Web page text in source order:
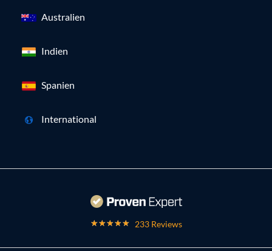
Australien
Indien
Spanien
International
233 Reviews